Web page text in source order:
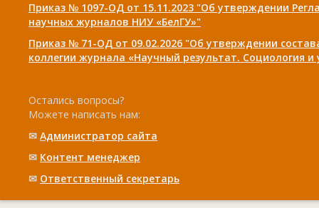
Приказ № 1097-ОД от 15.11.2023 "Об утверждении
научных журналов НИУ «БелГУ»"
Приказ № 71-ОД от 09.02.2026 "Об утверждении
коллегии журнала «Научный результат. Социология и
Остались вопросы?
Можете написать нам:
✉ Администратор сайта
✉ Контент менеджер
✉ Ответственный cекретарь